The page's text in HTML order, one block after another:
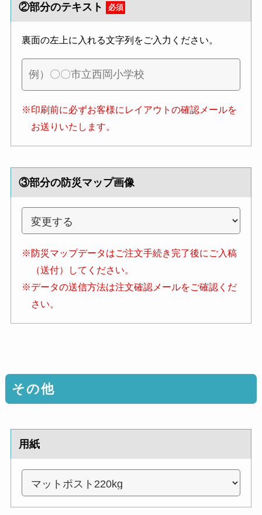
②部分のテキスト 必須
裏面の左上に入れる文字列をご入力ください。
※印刷前に必ずお客様にレイアウトの確認メールを
お送りいたします。
③部分の防災マップ画像
※防災マップデータはご注文手続き完了後にご入稿
（送付）してください。
※データの送信方法は注文確認メールをご確認くだ
さい。
その他
用紙